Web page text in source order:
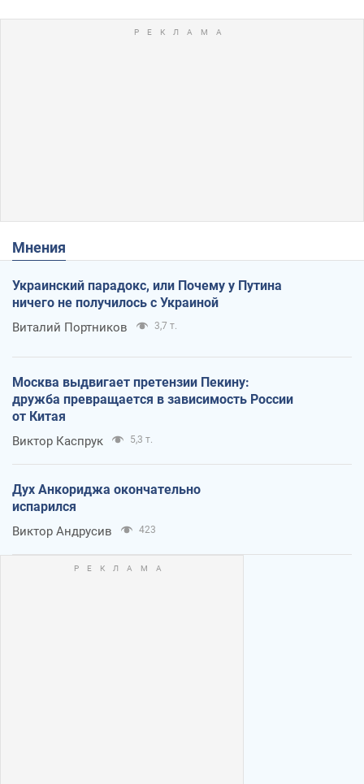
Мнения
Украинский парадокс, или Почему у Путина
ничего не получилось с Украиной
Виталий Портников 3,7 т.
Москва выдвигает претензии Пекину:
дружба превращается в зависимость России
от Китая
Виктор Каспрук 5,3 т.
Дух Анкориджа окончательно
испарился
Виктор Андрусив 423